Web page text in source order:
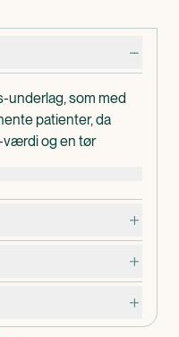
underlag, som med
patienter, da
værdi og en tør
til beskyttelse af
diagonalt under